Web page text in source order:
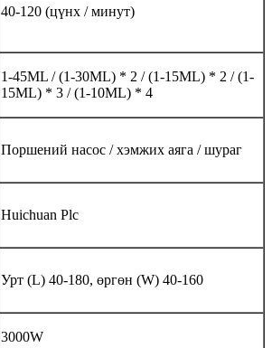
40-120 (цүнх / минут)
1-45ML / (1-30ML) * 2 / (1-15ML) * 2 / (1-
15ML) * 3 / (1-10ML) * 4
Поршений насос / хэмжих аяга / шураг
Huichuan Plc
Урт (L) 40-180, өргөн (W) 40-160
3000W